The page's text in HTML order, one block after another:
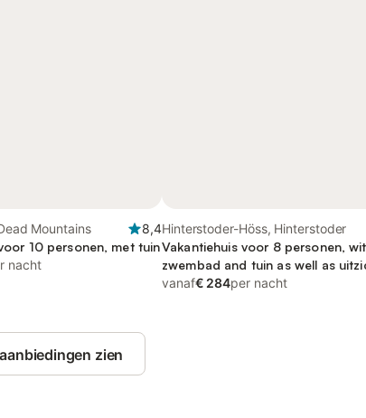
Mountains
8,4
10 personen, met tuin
nacht
Hinterstoder-Höss, Hinterstoder
Vakantiehuis voor 8 personen,
zwembad and tuin as well as
met huisdier
vanaf€ 284per nacht
zien